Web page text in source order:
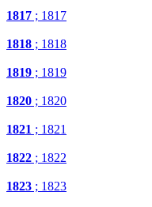
1817 ; 1817
1818 ; 1818
1819 ; 1819
1820 ; 1820
1821 ; 1821
1822 ; 1822
1823 ; 1823